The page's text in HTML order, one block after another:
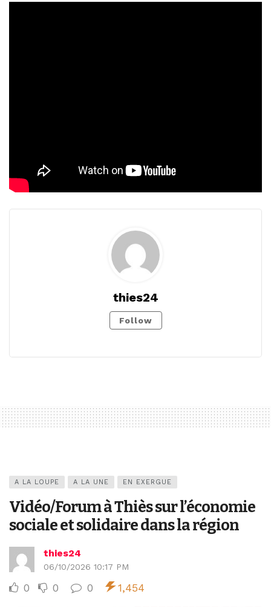
thies24
Follow
A LA LOUPE A LA UNE EN EXERGUE
Vidéo/Forum à Thiès sur l’économie
sociale et solidaire dans la région
thies24
06/10/2026 10:17 PM
0 0 0 1,454